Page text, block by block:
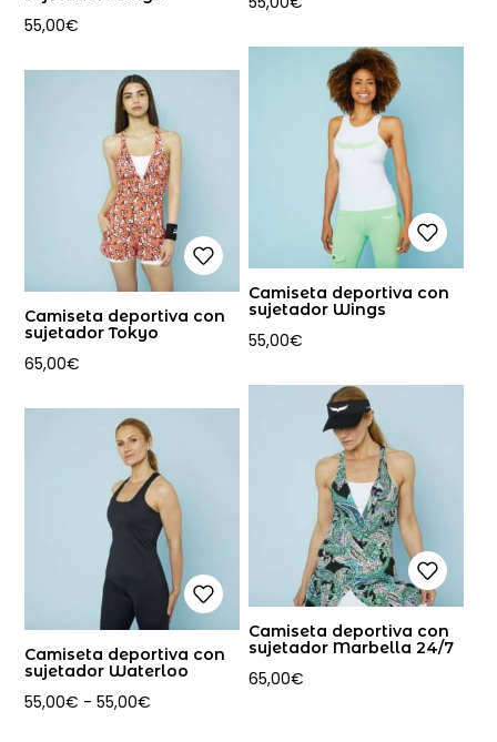
55,00€
Camiseta deportiva con
sujetador Wings
55,00€
Camiseta deportiva con
sujetador Tokyo
65,00€
Camiseta deportiva con
sujetador Marbella 24/7
65,00€
Camiseta deportiva con
sujetador Waterloo
55,00€ - 55,00€